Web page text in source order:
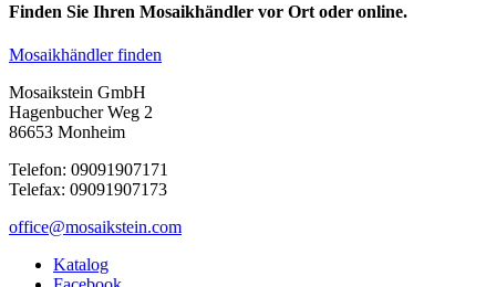
Finden Sie Ihren Mosaikhändler vor Ort oder online.
Mosaikhändler finden
Mosaikstein GmbH
Hagenbucher Weg 2
86653 Monheim
Telefon: 09091907171
Telefax: 09091907173
office@mosaikstein.com
Katalog